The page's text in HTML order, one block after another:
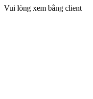
Vui lòng xem bằng client